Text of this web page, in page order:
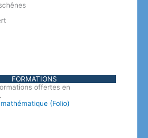
FORMATIONS
offertes en
(Folio)